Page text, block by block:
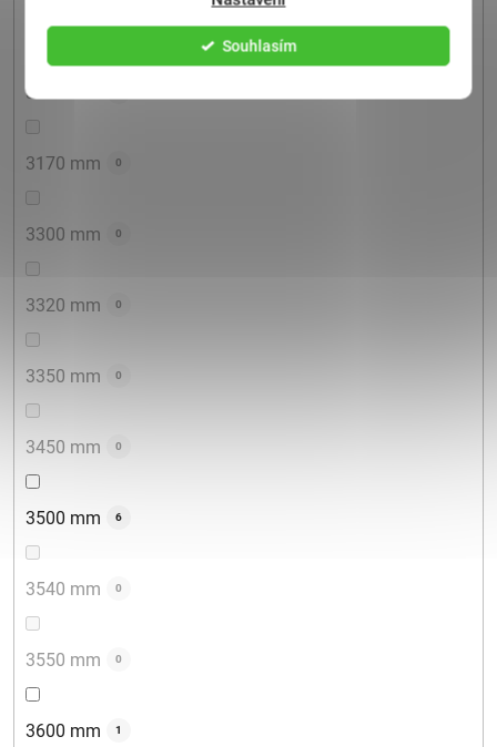
Souhlasím
3100 mm
3150 mm
3170 mm 0
3300 mm 0
3320 mm 0
3350 mm 0
3450 mm 0
3500 mm 6
3540 mm 0
3550 mm 0
3600 mm 1